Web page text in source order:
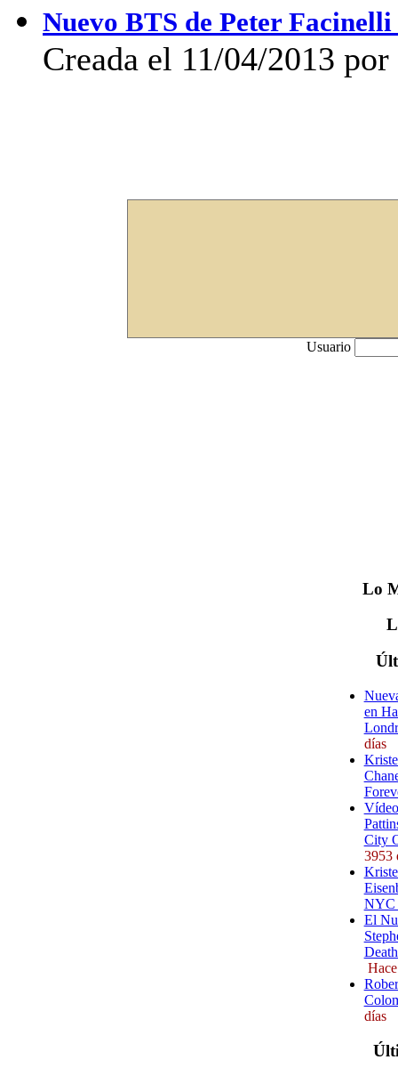
Nuevo BTS de Peter
Creada el 11/04/2013
Usuario
Lo
en
días
City
3953
NYC
El
días